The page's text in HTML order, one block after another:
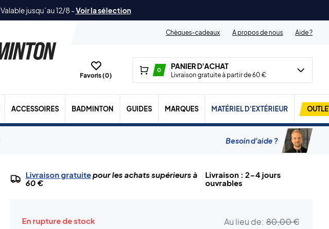
Valable jusqu´au 12/8 -Voir la sélection
Chèques-cadeaux
A propos de nous Aide ?
Favoris (0)
0 PANIER D'ACHAT
Livraison gratuite à partir de 60 €
ACCESSOIRES BADMINTON GUIDES MARQUES MATÉRIEL D'EXTÉRIEUR
Besoin d'aide ?
Livraison gratuitepour les achats supérieurs à
60 €
Livraison : 2-4 jours
ouvrables
En rupture de stock Au lieu de: 80,00 €